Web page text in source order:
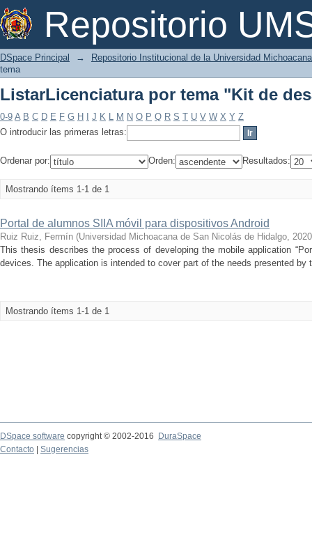
Repositorio
ListarLicenciatura por tema "Kit de
DSpace Principal →
Repositorio Institucional de la Universidad
tema
ListarLicenciatura por tema "Kit de
0-9 A B C D E F G H J K L M N O P Q R S T U V W X Y Z
O introducir las primeras letras:
Ordenar por: Orden: Resultados:
Mostrando ítems 1-1 de 1
Portal de alumnos SIIA móvil para dispositivos Android
Ruiz Ruiz, Fermín (Universidad Michoacana de San Nicolás de Hidalgo,
This thesis describes the process of developing the mobile application
devices. The application is intended to cover part of the needs presented by
Mostrando ítems 1-1 de 1
DSpace software copyright © 2002-2016
DuraSpace
Contacto
Sugerencias